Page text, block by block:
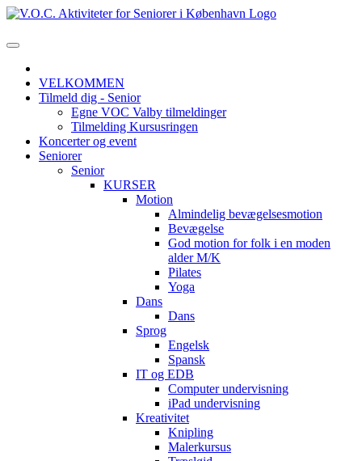
VELKOMMEN
Tilmeld dig - Senior
Egne VOC Valby tilmeldinger
Tilmelding Kursusringen
Koncerter og event
Seniorer
Senior
KURSER
Motion
Almindelig bevægelsesmotion
Bevægelse
God motion for folk i en moden
alder M/K
Pilates
Yoga
Dans
Dans
Sprog
Engelsk
Spansk
IT og EDB
Computer undervisning
iPad undervisning
Kreativitet
Knipling
Malerkursus